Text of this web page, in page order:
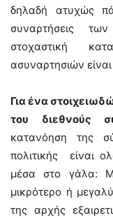
δηλαδή ατυχώς
συναρτήσεις
στοχαστική
ασυναρτησιών
Για ένα
του διεθνούς
κατανόηση της
πολιτικής είναι
μέσα στο γάλα:
μικρότερο ή
της αρχής